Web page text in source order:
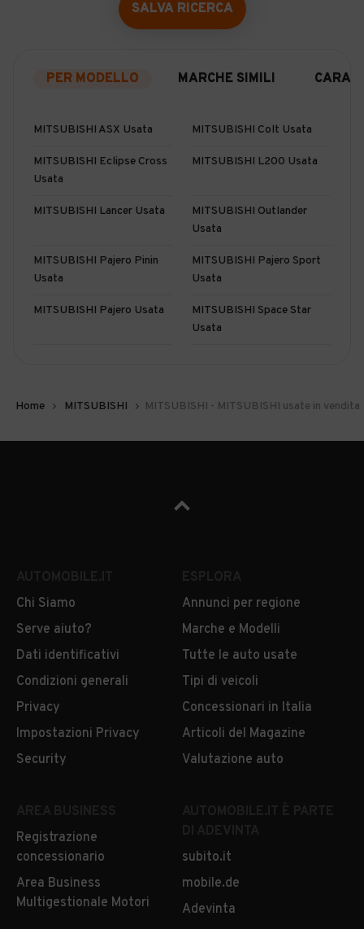
SALVA RICERCA
PER MODELLO MARCHE SIMILI
MITSUBISHI ASX Usata MITSUBISHI Colt Usata
MITSUBISHI Eclipse Cross
Usata
MITSUBISHI L200 Usata
MITSUBISHI Lancer Usata
MITSUBISHI Outlander
Usata
MITSUBISHI Pajero Pinin
Usata
MITSUBISHI Pajero Sport
Usata
MITSUBISHI Pajero Usata
MITSUBISHI Space Star
Usata
Home MITSUBISHI MITSUBISHI - MITSUBISHI usate in vendita
Chi Siamo
Serve aiuto?
Dati identificativi
Condizioni generali
Privacy
Impostazioni Privacy
Security
Annunci per regione
Marche e Modelli
Tutte le auto usate
Tipi di veicoli
Concessionari in Italia
Articoli del Magazine
Valutazione auto
Registrazione
concessionario
Area Business
Multigestionale Motori
subito.it
mobile.de
Adevinta